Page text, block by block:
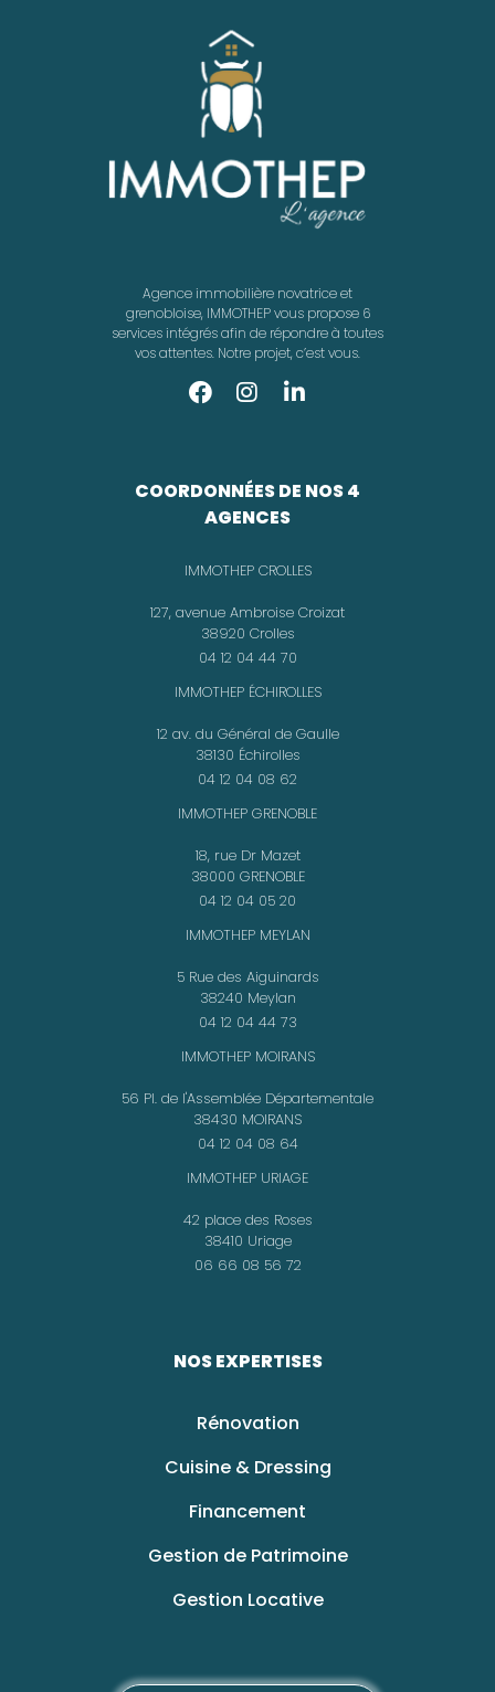
Agence immobilière novatrice et
grenobloise, IMMOTHEP vous propose 6
services intégrés afin de répondre à toutes
vos attentes. Notre projet, c’est vous.
COORDONNÉES DE NOS 4
AGENCES
IMMOTHEP CROLLES
127, avenue Ambroise Croizat
38920 Crolles
04 12 04 44 70
IMMOTHEP ÉCHIROLLES
12 av. du Général de Gaulle
38130 Échirolles
04 12 04 08 62
IMMOTHEP GRENOBLE
18, rue Dr Mazet
38000 GRENOBLE
04 12 04 05 20
IMMOTHEP MEYLAN
5 Rue des Aiguinards
38240 Meylan
04 12 04 44 73
IMMOTHEP MOIRANS
56 Pl. de l'Assemblée Départementale
38430 MOIRANS
04 12 04 08 64
IMMOTHEP URIAGE
42 place des Roses
38410 Uriage
06 66 08 56 72
NOS EXPERTISES
Rénovation
Cuisine & Dressing
Financement
Gestion de Patrimoine
Gestion Locative